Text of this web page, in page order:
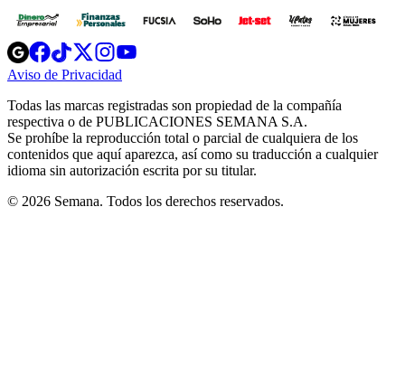
Opens
in
new
Opens
in
new
Opens
in
new
window
Opens
new
windowwindow
Aviso de Privacidad
new
window
Todas las marcas registradas son propiedad de la compañía
respectiva o de PUBLICACIONES SEMANA S.A.
Se prohíbe la reproducción total o parcial de cualquiera de los
contenidos que aquí aparezca, así como su traducción a cualquier
idioma sin autorización escrita por su titular.
© 2026 Semana. Todos los derechos reservados.